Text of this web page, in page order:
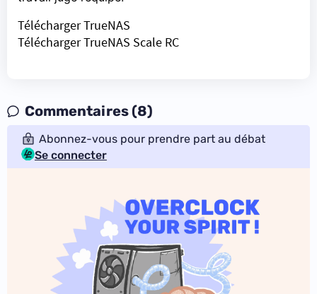
Télécharger TrueNAS
Télécharger TrueNAS Scale RC
Commentaires (8)
Abonnez-vous pour prendre part au débat
Se connecter